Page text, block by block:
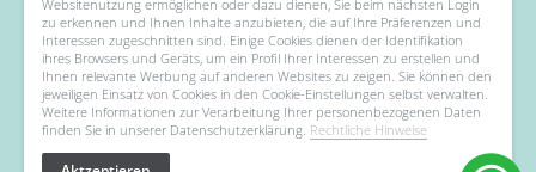
We Accept
Websitenutzung ermöglichen oder dazu dienen, Sie beim nächsten Login
zu erkennen und Ihnen Inhalte anzubieten, die auf Ihre Präferenzen und
Interessen zugeschnitten sind. Einige Cookies dienen der Identifikation
ihres Browsers und Geräts, um ein Profil Ihrer Interessen zu erstellen und
Ihnen relevante Werbung auf anderen Websites zu zeigen. Sie können den
jeweiligen Einsatz von Cookies in den Cookie-Einstellungen selbst verwalten.
Weitere Informationen zur Verarbeitung Ihrer personenbezogenen Daten
finden Sie in unserer Datenschutzerklärung. Rechtliche Hinweise